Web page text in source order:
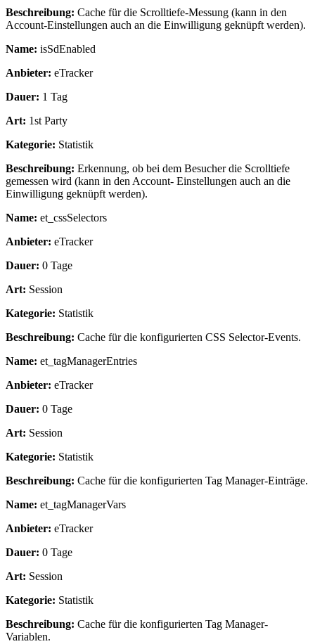
Beschreibung: Cache für die Scrolltiefe-Messung (kann in den
Account-Einstellungen auch an die Einwilligung geknüpft werden).
Name: isSdEnabled
Anbieter: eTracker
Dauer: 1 Tag
Art: 1st Party
Kategorie: Statistik
Beschreibung: Erkennung, ob bei dem Besucher die Scrolltiefe
gemessen wird (kann in den Account- Einstellungen auch an die
Einwilligung geknüpft werden).
Name: et_cssSelectors
Anbieter: eTracker
Dauer: 0 Tage
Art: Session
Kategorie: Statistik
Beschreibung: Cache für die konfigurierten CSS Selector-Events.
Name: et_tagManagerEntries
Anbieter: eTracker
Dauer: 0 Tage
Art: Session
Kategorie: Statistik
Beschreibung: Cache für die konfigurierten Tag Manager-Einträge.
Name: et_tagManagerVars
Anbieter: eTracker
Dauer: 0 Tage
Art: Session
Kategorie: Statistik
Beschreibung: Cache für die konfigurierten Tag Manager-
Variablen.